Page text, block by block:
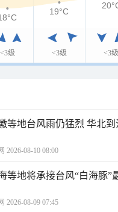
<3级 <3级 <3级
19°C
等地台风雨仍猛烈 华北
2026-08-10 08:00
等地将承接台风“白海豚”
2026-08-09 07:45